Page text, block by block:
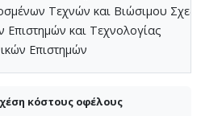
Τεχνών και Βιώσιμου
Επιστημών και Τεχνολογίας
Επιστημών
κόστους οφέλους